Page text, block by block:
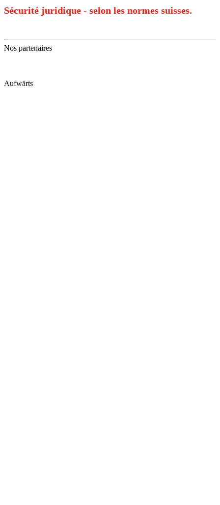
Sécurité juridique - selon les normes suisses.
Nos partenaires
Aufwärts